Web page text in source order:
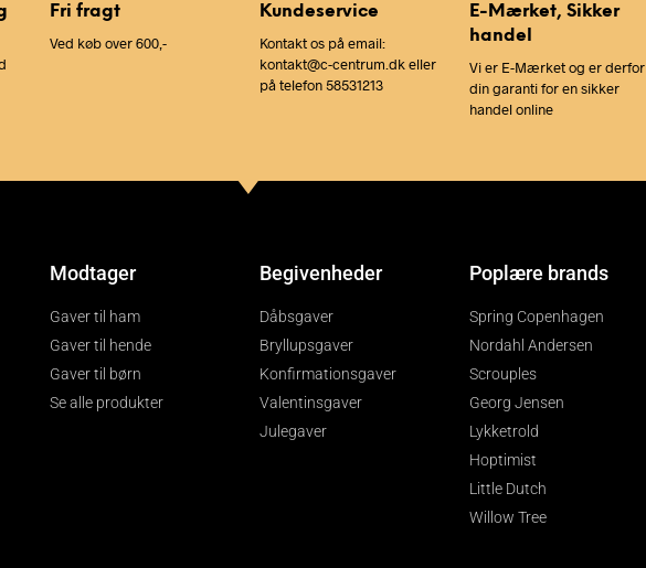
Fri fragt
Ved køb over 600,-
Kundeservice
Kontakt os på email:
kontakt@c-centrum.dk eller
på telefon 58531213
E-Mærket, Sikker
handel
Vi er E-Mærket og er derfor
din garanti for en sikker
handel online
Modtager
Gaver til ham
Gaver til hende
Gaver til børn
Se alle produkter
Begivenheder
Dåbsgaver
Bryllupsgaver
Konfirmationsgaver
Valentinsgaver
Julegaver
Poplære brands
Spring Copenhagen
Nordahl Andersen
Scrouples
Georg Jensen
Lykketrold
Hoptimist
Little Dutch
Willow Tree